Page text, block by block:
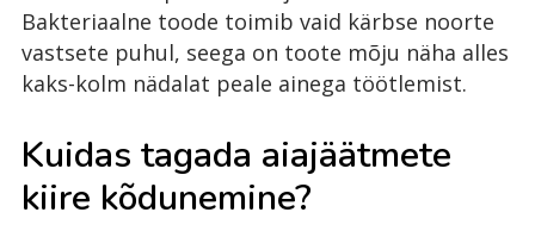
Bakteriaalne toode toimib vaid kärbse noorte
vastsete puhul, seega on toote mõju näha alles
kaks-kolm nädalat peale ainega töötlemist.
Kuidas tagada aiajäätmete
kiire kõdunemine?